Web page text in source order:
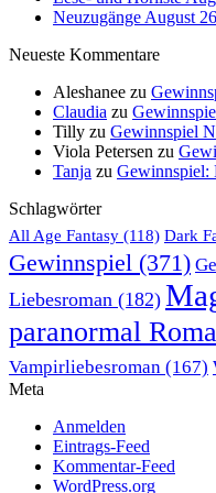
Neuzugänge August 26
Neueste Kommentare
Aleshanee zu
Claudia zu
Tilly zu Gewinnspiel
Viola Petersen zu
Tanja zu Gewinnspiel:
Schlagwörter
All Age Fantasy (118) Dark
Gewinnspiel (371)
Liebesroman (182)
paranormal
Vampirliebesroman (167)
Meta
Anmelden
Eintrags-Feed
Kommentar-Feed
WordPress.org